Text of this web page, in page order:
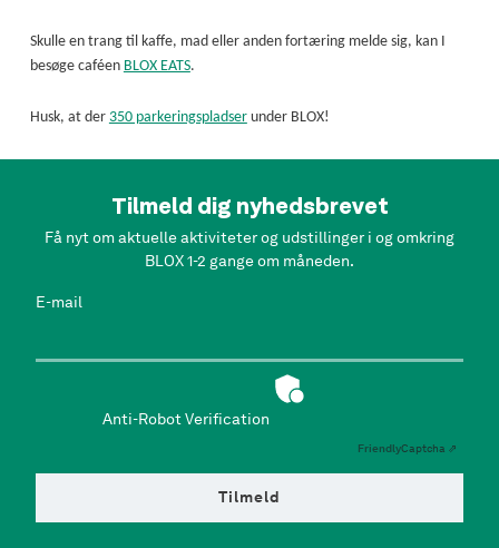
Skulle en trang til kaffe, mad eller anden fortæring melde sig, kan I
besøge caféen BLOX EATS.
Husk, at der 350 parkeringspladserunder BLOX!
Tilmeld dig nyhedsbrevet
Få nyt om aktuelle aktiviteter og udstillinger i og omkring
BLOX 1-2 gange om måneden.
E-mail
Anti-Robot Verification
FriendlyCaptcha ⇗
Tilmeld